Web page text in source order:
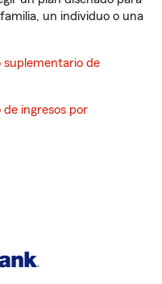
un individuo o una
suplementario de
ingresos por